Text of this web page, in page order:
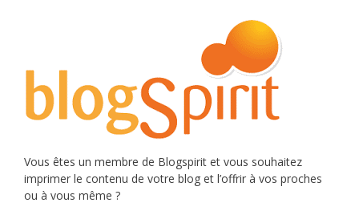
Vous êtes un membre de Blogspirit et vous souhaitez
imprimer le contenu de votre blog et l’offrir à vos proches
ou à vous même ?